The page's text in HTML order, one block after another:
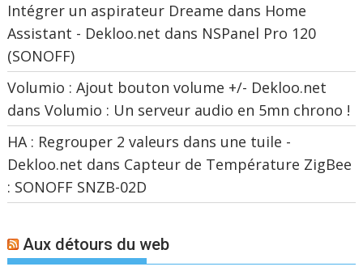
Intégrer un aspirateur Dreame dans Home
Assistant - Dekloo.net dans NSPanel Pro 120
(SONOFF)
Volumio : Ajout bouton volume +/- Dekloo.net
dansVolumio : Un serveur audio en 5mn chrono !
HA : Regrouper 2 valeurs dans une tuile -
Dekloo.net dans Capteur de Température ZigBee
: SONOFF SNZB-02D
Aux détours du web